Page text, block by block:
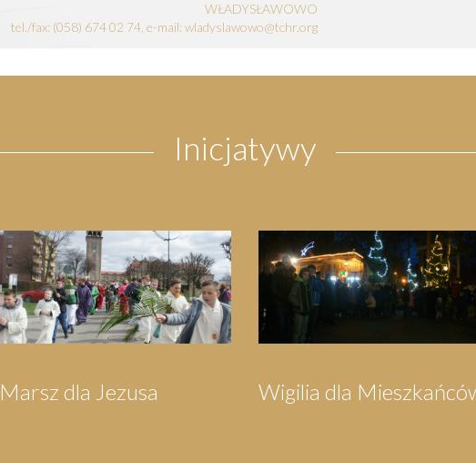
WŁADYSŁAWOWO
tel./fax: (058) 674 02 74, e-mail: wladyslawowo@tchr.org
Inicjatywy
Pielgrzymka do
Festyn Parafialny